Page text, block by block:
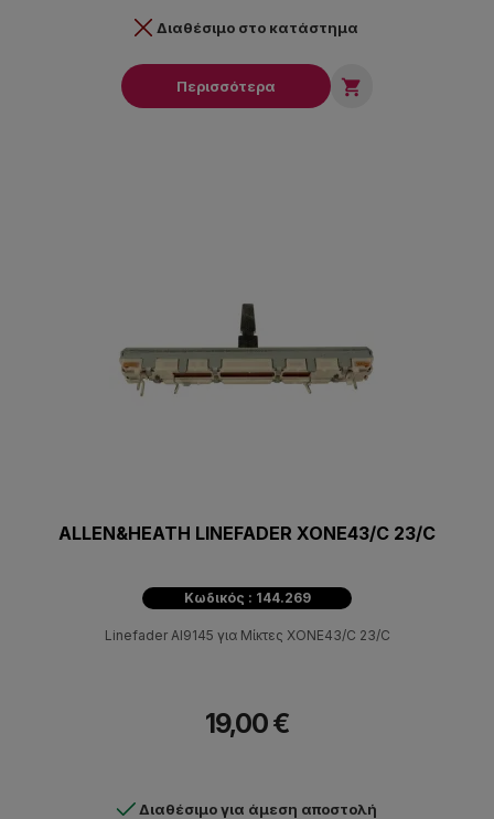
Διαθέσιμο στο κατάστημα
Περισσότερα 
ALLEN&HEATH LINEFADER XONE43/C 23/C
Κωδικός : 144.269
Linefader AI9145 για Μίκτες XONE43/C 23/C
19,00 €
Διαθέσιμο για άμεση αποστολή